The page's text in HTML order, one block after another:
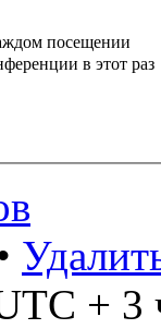
посещении
в этот раз
+ 3